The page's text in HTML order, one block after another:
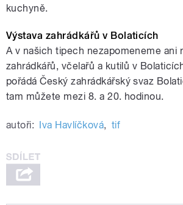
kuchyně.
Výstava zahrádkářů v Bolaticích
A v našich tipech nezapomeneme ani
zahrádkářů, včelařů a kutilů v
pořádá Český zahrádkářský svaz
tam můžete mezi 8. a 20. hodinou.
autoři: Iva Havlíčková, tif